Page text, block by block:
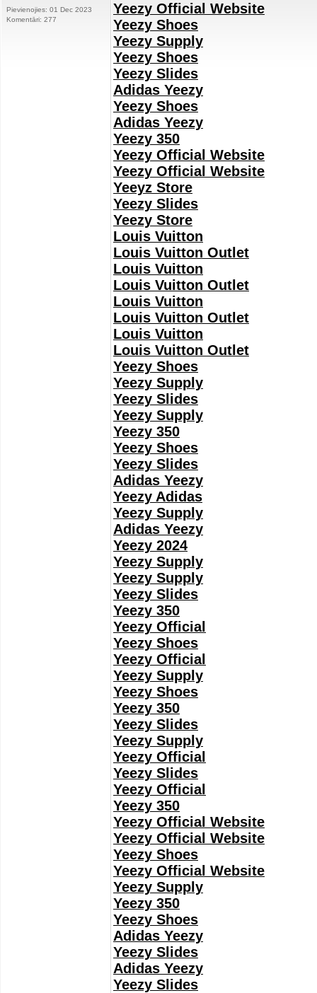
Pievienojies: 01 Dec 2023
Komentāri: 277
Yeezy Official Website
Yeezy Shoes
Yeezy Supply
Yeezy Shoes
Yeezy Slides
Adidas Yeezy
Yeezy Shoes
Adidas Yeezy
Yeezy 350
Yeezy Official Website
Yeezy Official Website
Yeeyz Store
Yeezy Slides
Yeezy Store
Louis Vuitton
Louis Vuitton Outlet
Louis Vuitton
Louis Vuitton Outlet
Louis Vuitton
Louis Vuitton Outlet
Louis Vuitton
Louis Vuitton Outlet
Yeezy Shoes
Yeezy Supply
Yeezy Slides
Yeezy Supply
Yeezy 350
Yeezy Shoes
Yeezy Slides
Adidas Yeezy
Yeezy Adidas
Yeezy Supply
Adidas Yeezy
Yeezy 2024
Yeezy Supply
Yeezy Supply
Yeezy Slides
Yeezy 350
Yeezy Official
Yeezy Shoes
Yeezy Official
Yeezy Supply
Yeezy Shoes
Yeezy 350
Yeezy Slides
Yeezy Supply
Yeezy Official
Yeezy Slides
Yeezy Official
Yeezy 350
Yeezy Official Website
Yeezy Official Website
Yeezy Shoes
Yeezy Official Website
Yeezy Supply
Yeezy 350
Yeezy Shoes
Adidas Yeezy
Yeezy Slides
Adidas Yeezy
Yeezy Slides